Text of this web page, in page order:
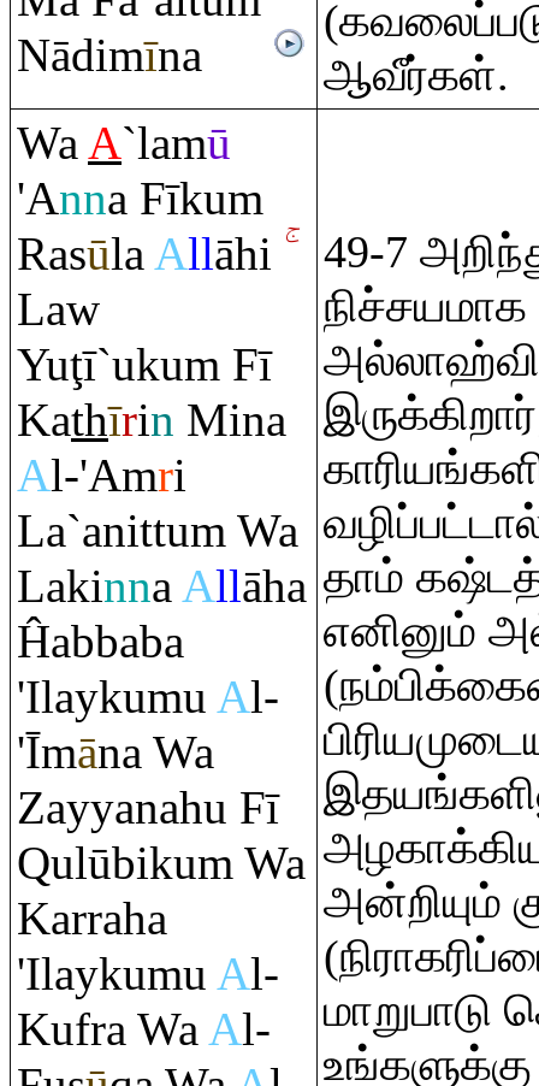
Nādimīna
ஆவீர்கள்.
WaA`lamū
'Anna Fīkum
RasūlaAllāhi
Law
Yuţī`ukum Fī
Kathīrin Mina
Al-'Amri
La`anittum Wa
LakinnaAllāha
Ĥabbaba
'Ilaykumu Al-
'Īmāna Wa
Zayyanahu Fī
Qulūbikum Wa
Karraha
'Ilaykumu Al-
Kufra WaAl-
49-7
தாம்
எனினும்
அன்றியும்
மாறுபாடு
உங்களுக்கு